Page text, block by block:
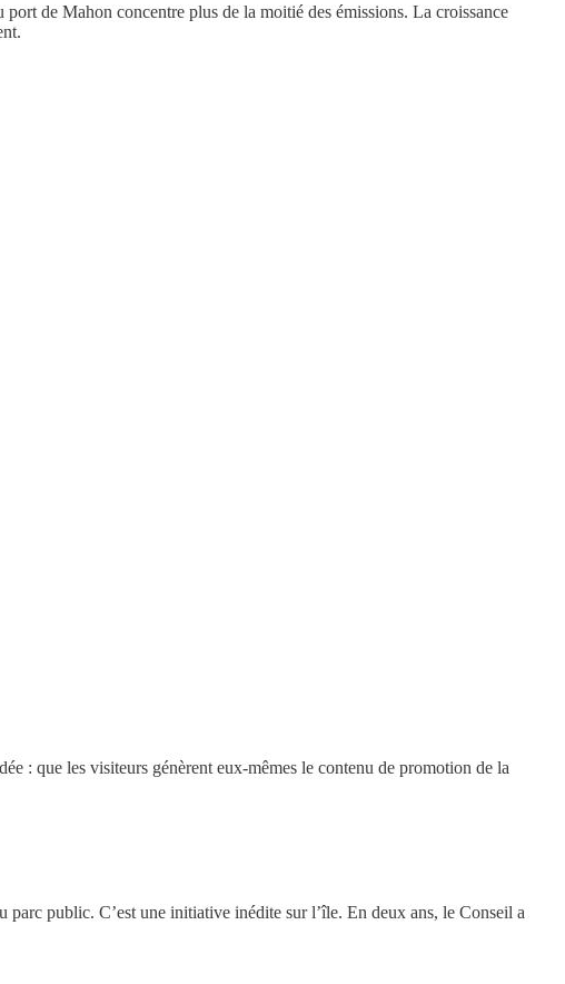
de Mahon concentre plus de la moitié des émissions. La croissance
: que les visiteurs génèrent eux-mêmes le contenu de promotion de la
public. C’est une initiative inédite sur l’île. En deux ans, le Conseil a